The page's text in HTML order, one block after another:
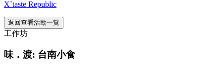
X`taste Republic
返回查看活動一覧
工作坊
味．渡: 台南小食